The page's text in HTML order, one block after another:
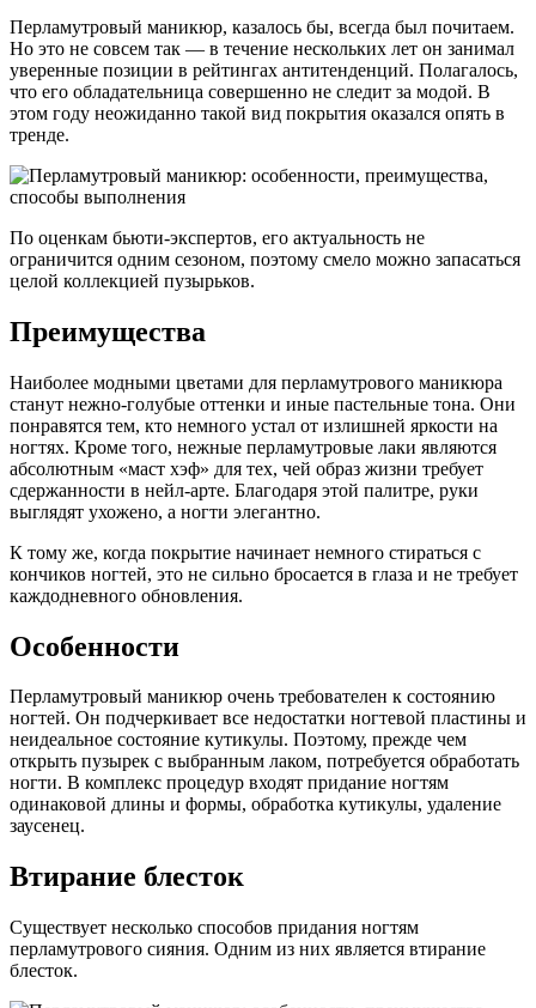
Перламутровый маникюр, казалось бы, всегда был почитаем.
Но это не совсем так — в течение нескольких лет он занимал
уверенные позиции в рейтингах антитенденций. Полагалось,
что его обладательница совершенно не следит за модой. В
этом году неожиданно такой вид покрытия оказался опять в
тренде.
По оценкам бьюти-экспертов, его актуальность не
ограничится одним сезоном, поэтому смело можно запасаться
целой коллекцией пузырьков.
Преимущества
Наиболее модными цветами для перламутрового маникюра
станут нежно-голубые оттенки и иные пастельные тона. Они
понравятся тем, кто немного устал от излишней яркости на
ногтях. Кроме того, нежные перламутровые лаки являются
абсолютным «маст хэф» для тех, чей образ жизни требует
сдержанности в нейл-арте. Благодаря этой палитре, руки
выглядят ухожено, а ногти элегантно.
К тому же, когда покрытие начинает немного стираться с
кончиков ногтей, это не сильно бросается в глаза и не требует
каждодневного обновления.
Особенности
Перламутровый маникюр очень требователен к состоянию
ногтей. Он подчеркивает все недостатки ногтевой пластины и
неидеальное состояние кутикулы. Поэтому, прежде чем
открыть пузырек с выбранным лаком, потребуется обработать
ногти. В комплекс процедур входят придание ногтям
одинаковой длины и формы, обработка кутикулы, удаление
заусенец.
Втирание блесток
Существует несколько способов придания ногтям
перламутрового сияния. Одним из них является втирание
блесток.